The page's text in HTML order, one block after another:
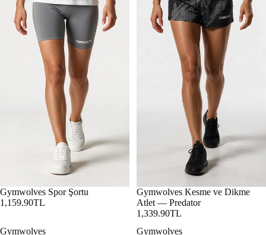
Gymwolves Spor Şortu
1,159.90TL
Gymwolves Kesme ve Dikme
Atlet — Predator
1,339.90TL
Gymwolves
Gymwolves